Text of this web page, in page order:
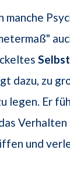
manche
dazu, zu
legen. Er
und